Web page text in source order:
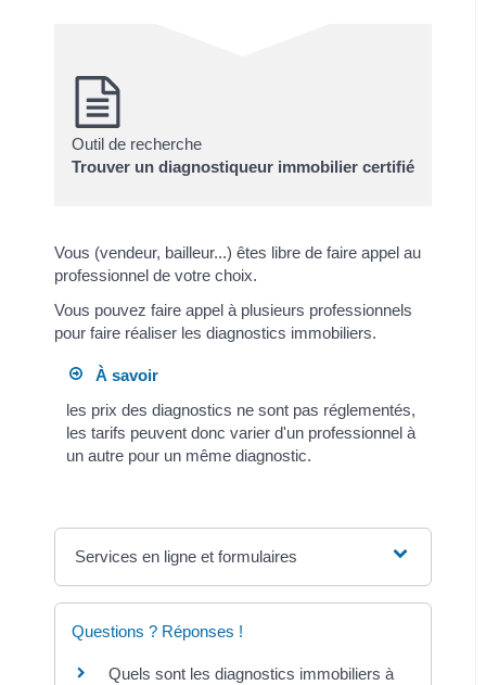
Outil de recherche
Trouver un diagnostiqueur immobilier certifié
Vous (vendeur, bailleur...) êtes libre de faire appel au
professionnel de votre choix.
Vous pouvez faire appel à plusieurs professionnels
pour faire réaliser les diagnostics immobiliers.
À savoir
les prix des diagnostics ne sont pas réglementés,
les tarifs peuvent donc varier d'un professionnel à
un autre pour un même diagnostic.
Services en ligne et formulaires
Questions ? Réponses !
Quels sont les diagnostics immobiliers à